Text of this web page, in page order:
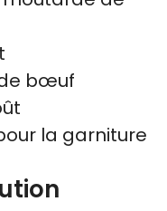
bœuf
la garniture